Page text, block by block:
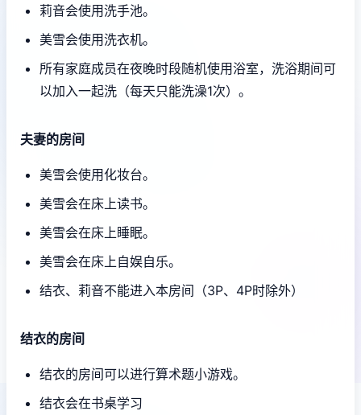
莉音会使用洗手池。
美雪会使用洗衣机。
所有家庭成员在夜晚时段随机使用浴室，洗浴期间可
以加入一起洗（每天只能洗澡1次）。
夫妻的房间
美雪会使用化妆台。
美雪会在床上读书。
美雪会在床上睡眠。
美雪会在床上自娱自乐。
结衣、莉音不能进入本房间（3P、4P时除外）
结衣的房间
结衣的房间可以进行算术题小游戏。
结衣会在书桌学习